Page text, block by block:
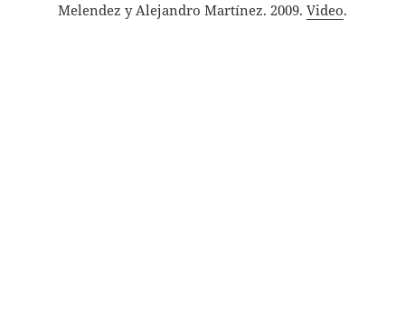
Melendez y Alejandro Martínez. 2009. Video.